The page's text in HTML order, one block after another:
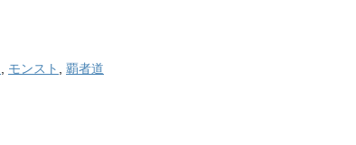
モンスト 覇者道